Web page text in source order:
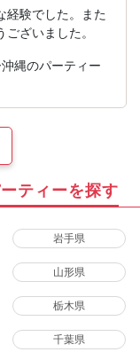
経験でした。また
ざいました。
縄のパーティー
ティーを探す
岩手県
山形県
栃木県
千葉県